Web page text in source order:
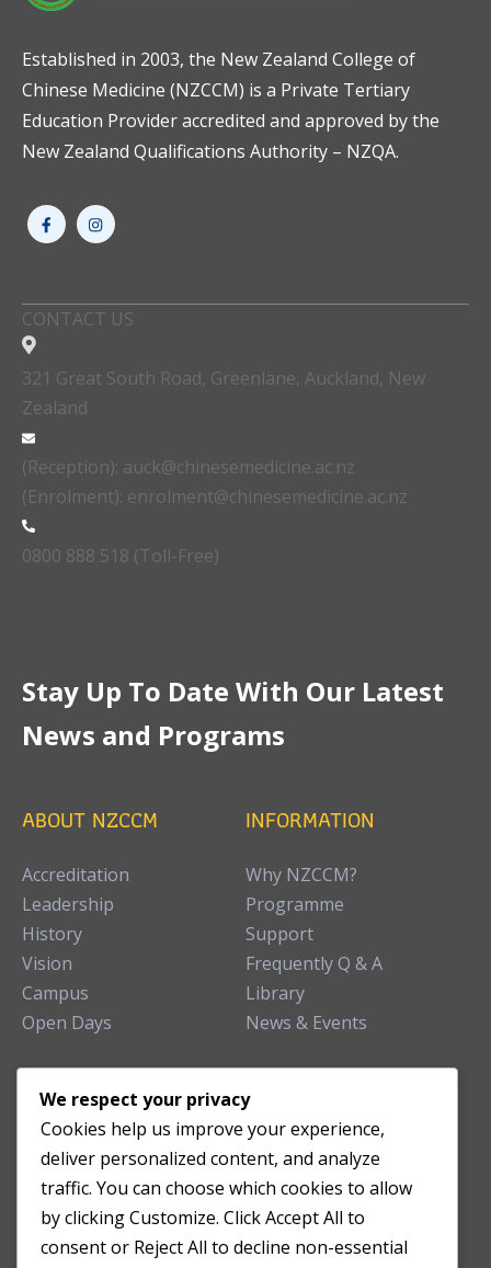
Established in 2003, the New Zealand College of
Chinese Medicine (NZCCM) is a Private Tertiary
Education Provider accredited and approved by the
New Zealand Qualifications Authority – NZQA.
CONTACT US
321 Great South Road, Greenlane, Auckland, New
Zealand
(Reception): auck@chinesemedicine.ac.nz
(Enrolment): enrolment@chinesemedicine.ac.nz
0800 888 518 (Toll-Free)
Stay Up To Date With Our Latest
News and Programs
ABOUT NZCCM
Accreditation
Leadership
History
Vision
Campus
Open Days
INFORMATION
Why NZCCM?
Programme
Support
Frequently Q & A
Library
News & Events
TEACHING CLINIC
Patient Care
Acupuncture Clinic
Herbal Clinic
Tuina Clinic
We respect your privacy
Cookies help us improve your experience,
deliver personalized content, and analyze
traffic. You can choose which cookies to allow
by clicking Customize. Click Accept All to
consent or Reject All to decline non-essential